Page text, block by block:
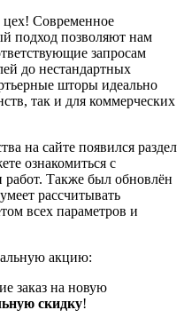
Современное
подход позволяют нам
запросам
до нестандартных
шторы идеально
так и для коммерческих
на сайте появился раздел
ознакомиться с
Также был обновлён
рассчитывать
всех параметров и
акцию:
заказ на новую
скидку!